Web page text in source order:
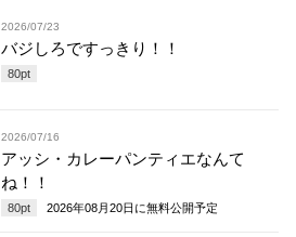
2026/07/23
バジしろですっきり！！
80pt
2026/07/16
アッシ・カレーパンティエなんて
ね！！
80pt 2026年08月20日 に無料公開予定